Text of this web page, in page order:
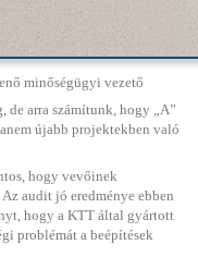
minőségügyi vezető
de arra számítunk, hogy „A”
újabb projektekben való
hogy vevőinek
audit jó eredménye ebben
hogy a KTT által gyártott
problémát a beépítések